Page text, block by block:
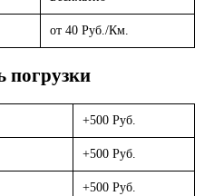
от 40 Руб./Км.
погрузки
+500 Руб.
+500 Руб.
+500 Руб.